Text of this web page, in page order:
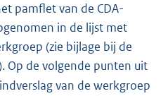
pamflet van de CDA-
in de lijst met
(zie bijlage bij de
Op de volgende punten uit
van de werkgroep